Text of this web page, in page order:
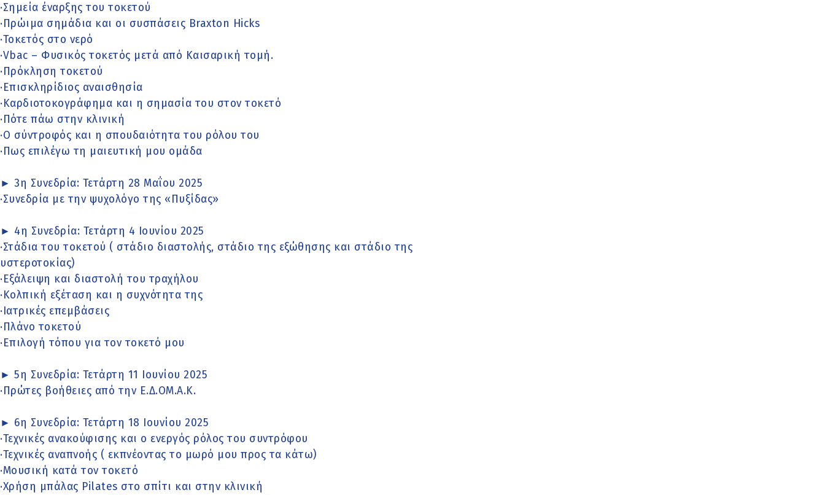
·Σημεία έναρξης του τοκετού
·Πρώιμα σημάδια και οι συσπάσεις Braxton Hicks
·Τοκετός στο νερό
·Vbac – Φυσικός τοκετός μετά από Καισαρική τομή.
·Πρόκληση τοκετού
·Επισκληρίδιος αναισθησία
·Καρδιοτοκογράφημα και η σημασία του στον τοκετό
·Πότε πάω στην κλινική
·Ο σύντροφός και η σπουδαιότητα του ρόλου του
·Πως επιλέγω τη μαιευτική μου ομάδα
► 3η Συνεδρία: Τετάρτη 28 Μαΐου 2025
·Συνεδρία με την ψυχολόγο της «Πυξίδας»
► 4η Συνεδρία: Τετάρτη 4 Ιουνίου 2025
·Στάδια του τοκετού ( στάδιο διαστολής, στάδιο της εξώθησης και στάδιο της
υστεροτοκίας)
·Εξάλειψη και διαστολή του τραχήλου
·Κολπική εξέταση και η συχνότητα της
·Ιατρικές επεμβάσεις
·Πλάνο τοκετού
·Επιλογή τόπου για τον τοκετό μου
► 5η Συνεδρία: Τετάρτη 11 Ιουνίου 2025
·Πρώτες βοήθειες από την Ε.Δ.ΟΜ.Α.Κ.
► 6η Συνεδρία: Τετάρτη 18 Ιουνίου 2025
·Τεχνικές ανακούφισης και ο ενεργός ρόλος του συντρόφου
·Τεχνικές αναπνοής ( εκπνέοντας το μωρό μου προς τα κάτω)
·Μουσική κατά τον τοκετό
·Χρήση μπάλας Pilates στο σπίτι και στην κλινική